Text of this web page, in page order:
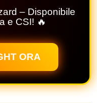
– Disponibile
e CSI! 🔥
ORA